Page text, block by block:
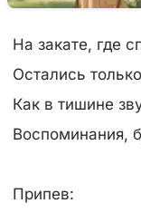
На закате, где
Остались
Как в тишине
Воспоминания,
Припев: